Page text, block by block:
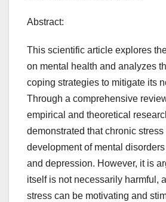
Abstract:
This scientific article explores
on mental health and analyzes
coping strategies to mitigate its
Through a comprehensive
empirical and theoretical
demonstrated that chronic
development of mental
and depression. However, it is
itself is not necessarily harmful,
stress can be motivating and